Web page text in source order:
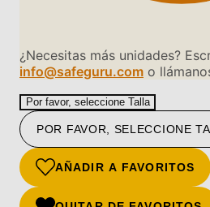
¿Necesitas más unidades?
info@safeguru.com o
Por favor, seleccione Talla
POR FAVOR, SELECCIONE
AÑADIR A FAVORITOS